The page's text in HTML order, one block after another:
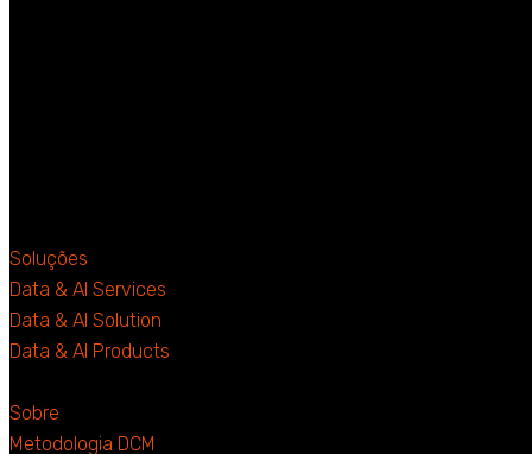
Soluções
Data & AI Services
Data & AI Solution
Data & AI Products
Sobre
Metodologia DCM